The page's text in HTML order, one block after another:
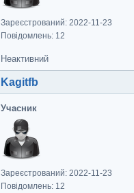
Зареєстрований: 2022-11-23
Повідомлень: 12
Неактивний
Kagitfb
Учасник
Зареєстрований: 2022-11-23
Повідомлень: 12